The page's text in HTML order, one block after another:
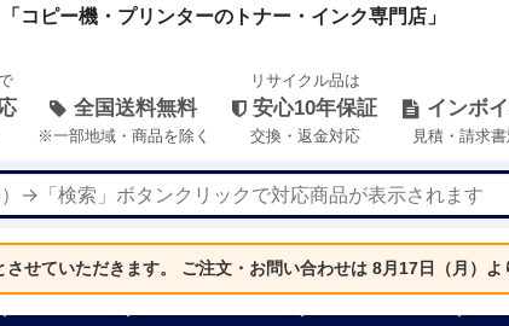
「コピー機・プリンターのトナー・インク専門店」
全国送料無料
※一部地域・商品を除く
リサイクル品は
安心10年保証
交換・返金対応
インボ
見積・請求
せていただきます。 ご注文・お問い合わせは 8月17日（月）